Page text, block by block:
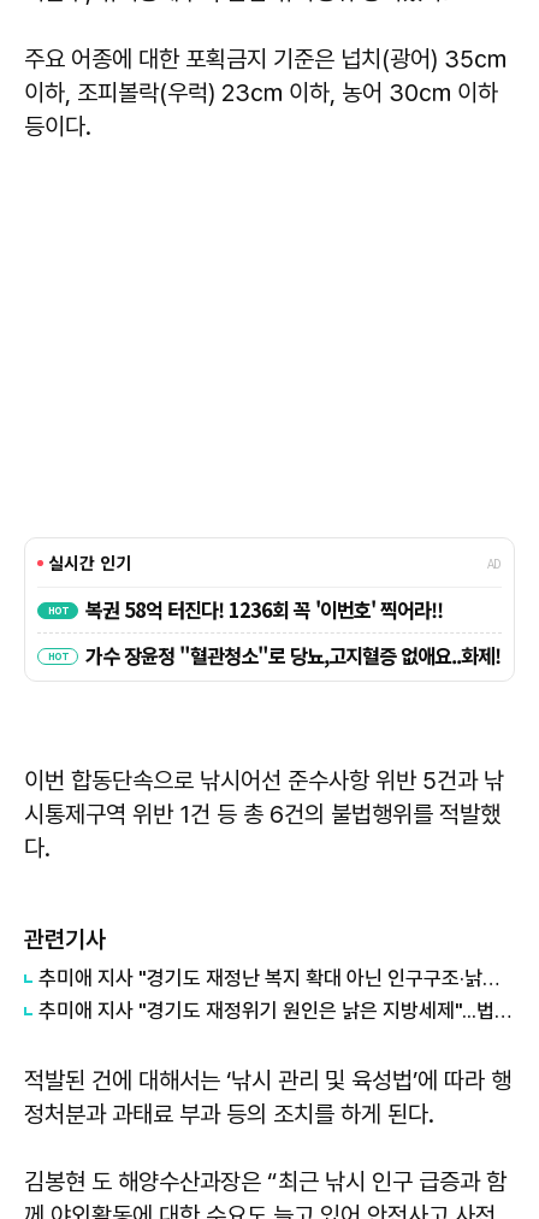
주요 어종에 대한 포획금지 기준은 넙치(광어) 35㎝
이하, 조피볼락(우럭) 23㎝ 이하, 농어 30㎝ 이하
등이다.
이번 합동단속으로 낚시어선 준수사항 위반 5건과 낚
시통제구역 위반 1건 등 총 6건의 불법행위를 적발했
다.
관련기사
추미애 지사 "경기도 재정난 복지 확대 아닌 인구구조·낡은 세수체계 문제"
추미애 지사 "경기도 재정위기 원인은 낡은 지방세제"...법인지방소득세 배분 개편 촉구
적발된 건에 대해서는 ‘낚시 관리 및 육성법’에 따라 행
정처분과 과태료 부과 등의 조치를 하게 된다.
김봉현 도 해양수산과장은 “최근 낚시 인구 급증과 함